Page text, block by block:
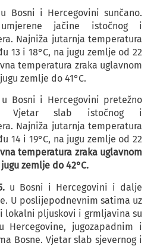
u Bosni i Hercegovini sunčano.
jačine istočnog i
Najniža jutarnja temperatura
13 i 18°C, na jugu zemlje od 22
temperatura zraka uglavnom
zemlje do 41°C.
Bosni i Hercegovini pretežno
Vjetar slab istočnog i
Najniža jutarnja temperatura
14 i 19°C, na jugu zemlje od 22
temperatura zraka uglavnom
zemlje do 42°C.
u Bosni i Hercegovini i dalje
U poslijepodnevnim satima uz
lokalni pljuskovi i grmljavina su
Hercegovine, jugozapadnim i
Bosne. Vjetar slab sjevernog i